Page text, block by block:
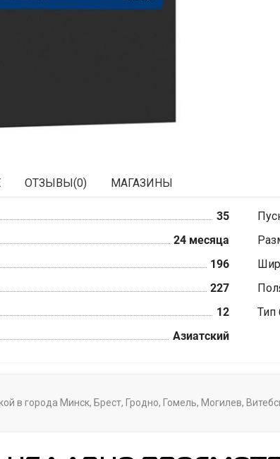
ОТЗЫВЫ(0) МАГАЗИНЫ
35
24 месяца
196
227
12 Тип
Азиатский
в города Минск, Брест, Гродно, Гомель, Могилев,